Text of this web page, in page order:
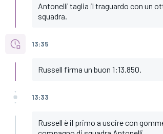
Antonelli taglia il traguardo con un
squadra.
13:35
Russell firma un buon 1:13.850.
13:33
Russell è il primo a uscire con